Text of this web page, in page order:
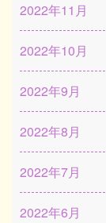
2022年11月
2022年10月
2022年9月
2022年8月
2022年7月
2022年6月